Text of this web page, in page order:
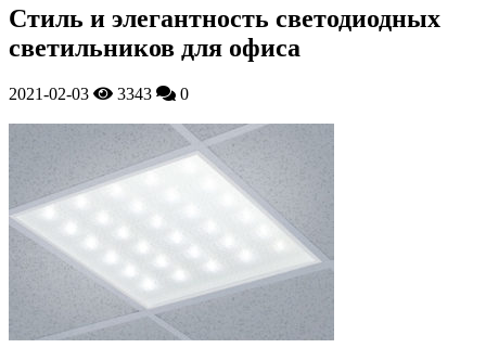
Стиль и элегантность светодиодных
светильников для офиса
2021-02-03 3343 0